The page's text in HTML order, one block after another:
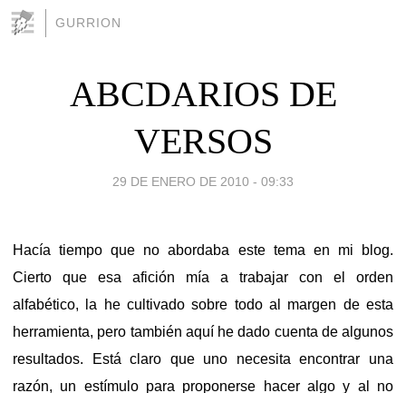
GURRION
ABCDARIOS DE
VERSOS
29 DE ENERO DE 2010 - 09:33
Hacía tiempo que no abordaba este tema en mi blog.
Cierto que esa afición mía a trabajar con el orden
alfabético, la he cultivado sobre todo al margen de esta
herramienta, pero también aquí he dado cuenta de algunos
resultados. Está claro que uno necesita encontrar una
razón, un estímulo para proponerse hacer algo y al no